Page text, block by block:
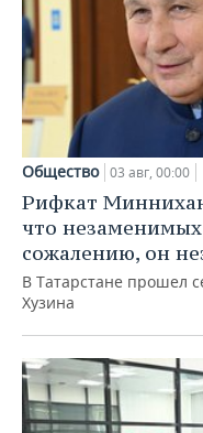
Общество 03 авг, 00:00
Рифкат
что
сожалению, он
В Татарстане прошел
Хузина